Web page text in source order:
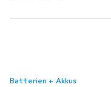
Batterien + Akkus